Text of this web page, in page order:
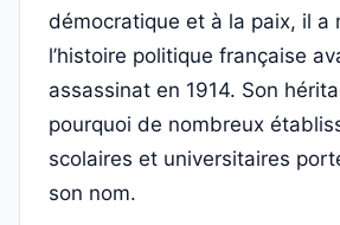
démocratique et à la paix, il a
l’histoire politique française
assassinat en 1914. Son
pourquoi de nombreux
scolaires et universitaires
son nom.